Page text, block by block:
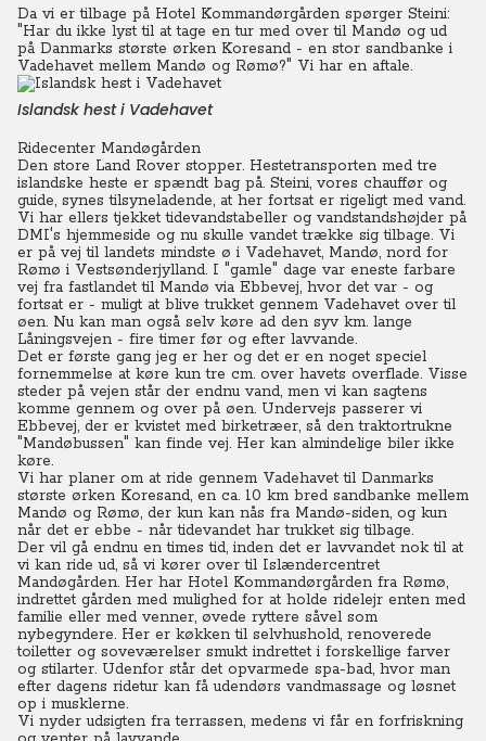
Da vi er tilbage på Hotel Kommandørgården spørger Steini:
"Har du ikke lyst til at tage en tur med over til Mandø og ud
på Danmarks største ørken Koresand - en stor sandbanke i
Vadehavet mellem Mandø og Rømø?" Vi har en aftale.
Islandsk hest i Vadehavet
Ridecenter Mandøgården
Den store Land Rover stopper. Hestetransporten med tre
islandske heste er spændt bag på. Steini, vores chauffør og
guide, synes tilsyneladende, at her fortsat er rigeligt med vand.
Vi har ellers tjekket tidevandstabeller og vandstandshøjder på
DMI's hjemmeside og nu skulle vandet trække sig tilbage. Vi
er på vej til landets mindste ø i Vadehavet, Mandø, nord for
Rømø i Vestsønderjylland. I "gamle" dage var eneste farbare
vej fra fastlandet til Mandø via Ebbevej, hvor det var - og
fortsat er - muligt at blive trukket gennem Vadehavet over til
øen. Nu kan man også selv køre ad den syv km. lange
Låningsvejen - fire timer før og efter lavvande.
Det er første gang jeg er her og det er en noget speciel
fornemmelse at køre kun tre cm. over havets overflade. Visse
steder på vejen står der endnu vand, men vi kan sagtens
komme gennem og over på øen. Undervejs passerer vi
Ebbevej, der er kvistet med birketræer, så den traktortrukne
"Mandøbussen" kan finde vej. Her kan almindelige biler ikke
køre.
Vi har planer om at ride gennem Vadehavet til Danmarks
største ørken Koresand, en ca. 10 km bred sandbanke mellem
Mandø og Rømø, der kun kan nås fra Mandø-siden, og kun
når det er ebbe - når tidevandet har trukket sig tilbage.
Der vil gå endnu en times tid, inden det er lavvandet nok til at
vi kan ride ud, så vi kører over til Islændercentret
Mandøgården. Her har Hotel Kommandørgården fra Rømø,
indrettet gården med mulighed for at holde ridelejr enten med
familie eller med venner, øvede ryttere såvel som
nybegyndere. Her er køkken til selvhushold, renoverede
toiletter og soveværelser smukt indrettet i forskellige farver
og stilarter. Udenfor står det opvarmede spa-bad, hvor man
efter dagens ridetur kan få udendørs vandmassage og løsnet
op i musklerne.
Vi nyder udsigten fra terrassen, medens vi får en forfriskning